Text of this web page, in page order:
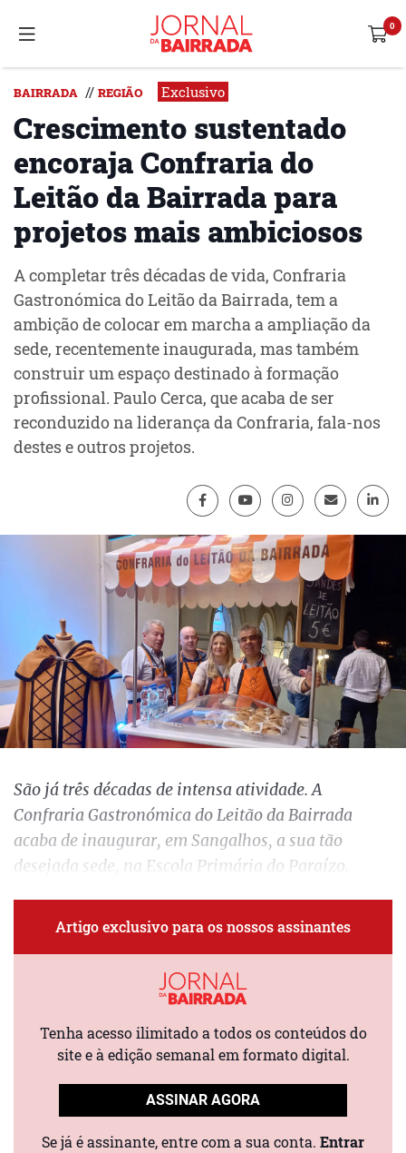
BAIRRADA // REGIÃO Exclusivo
Crescimento sustentado
encoraja Confraria do
Leitão da Bairrada para
projetos mais ambiciosos
A completar três décadas de vida, Confraria
Gastronómica do Leitão da Bairrada, tem a
ambição de colocar em marcha a ampliação da
sede, recentemente inaugurada, mas também
construir um espaço destinado à formação
profissional. Paulo Cerca, que acaba de ser
reconduzido na liderança da Confraria, fala-nos
destes e outros projetos.
São já três décadas de intensa atividade. A
Confraria Gastronómica do Leitão da Bairrada
acaba de inaugurar, em Sangalhos, a sua tão
desejada sede, na Escola Primária do Paraízo.
Artigo exclusivo para os nossos assinantes
Tenha acesso ilimitado a todos os conteúdos do
site e à edição semanal em formato digital.
ASSINAR AGORA
Se já é assinante, entre com a sua conta. Entrar